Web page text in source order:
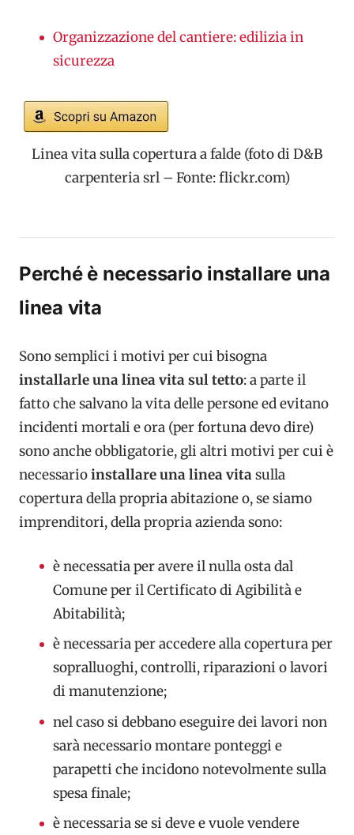
Organizzazione del cantiere: edilizia in
sicurezza
Linea vita sulla copertura a falde (foto di D&B
carpenteria srl – Fonte: flickr.com)
Perché è necessario installare una
linea vita
Sono semplici i motivi per cui bisogna
installarle una linea vita sul tetto: a parte il
fatto che salvano la vita delle persone ed evitano
incidenti mortali e ora (per fortuna devo dire)
sono anche obbligatorie, gli altri motivi per cui è
necessarioinstallare una linea vitasulla
copertura della propria abitazione o, se siamo
imprenditori, della propria azienda sono:
è necessatia per avere il nulla osta dal
Comune per il Certificato di Agibilità e
Abitabilità;
è necessaria per accedere alla copertura per
sopralluoghi, controlli, riparazioni o lavori
di manutenzione;
nel caso si debbano eseguire dei lavori non
sarà necessario montare ponteggi e
parapetti che incidono notevolmente sulla
spesa finale;
è necessaria se si deve e vuole vendere